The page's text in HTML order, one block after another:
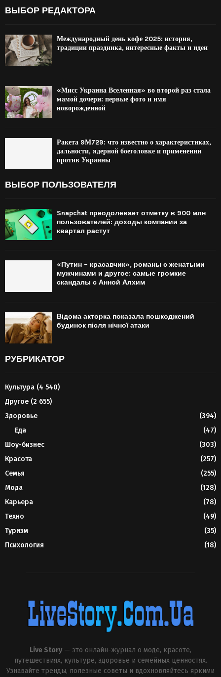
ВЫБОР РЕДАКТОРА
Международный день кофе 2025: история,
традиции праздника, интересные факты и идеи
«Мисс Украина Вселенная» во второй раз стала
мамой дочери: первые фото и имя
новорожденной
Ракета 9М729: что известно о характеристиках,
дальности, ядерной боеголовке и применении
против Украины
ВЫБОР ПОЛЬЗОВАТЕЛЯ
Snapchat преодолевает отметку в 900 млн
пользователей: доходы компании за
квартал растут
«Путин – красавчик», романы с женатыми
мужчинами и другое: самые громкие
скандалы с Анной Алхим
Відома акторка показала пошкоджений
будинок після нічної атаки
РУБРИКАТОР
Культура (4 540)
Другое (2 655)
Здоровье
(394)
Еда
(47)
Шоу-бизнес
(303)
Красота
(257)
Семья
(255)
Мода
(128)
Карьера
(78)
Техно
(49)
Туризм
(35)
Психология
(18)
Live Story — это онлайн-журнал о моде, красоте,
путешествиях, культуре, здоровье и семейных ценностях.
Узнавайте тренды, полезные советы и вдохновляйтесь яркими